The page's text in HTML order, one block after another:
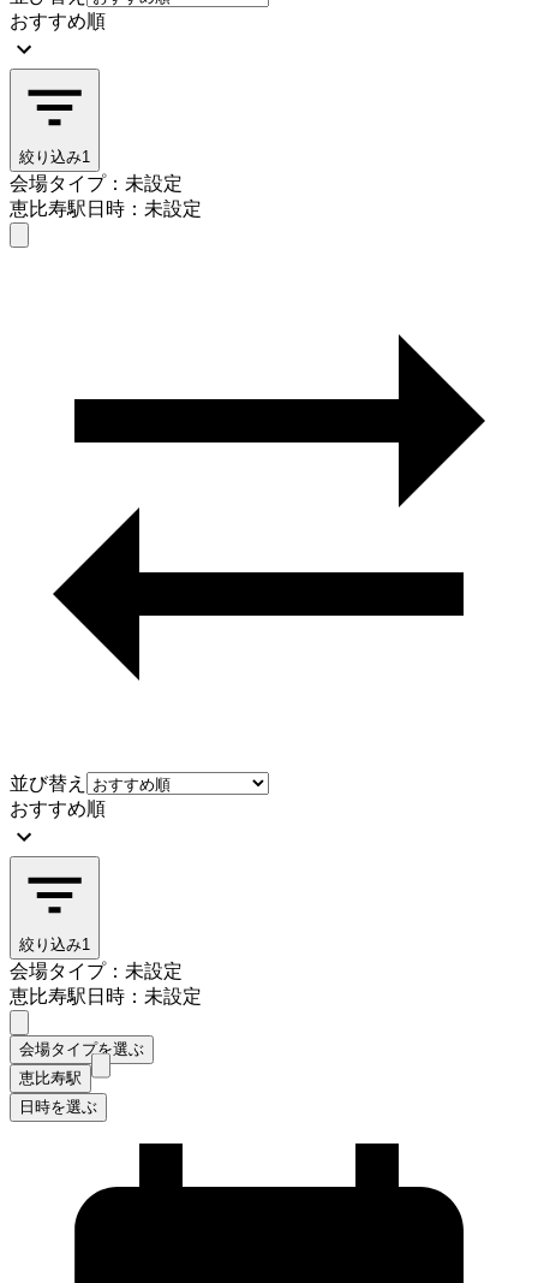
おすすめ順
絞り込み1
会場タイプ：未設定
恵比寿駅日時：未設定
並び替え
おすすめ順
絞り込み1
会場タイプ：未設定
恵比寿駅日時：未設定
会場タイプを選ぶ
恵比寿駅
日時を選ぶ